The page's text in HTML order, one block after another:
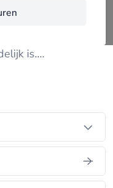
een
is.
meer hoeft te
het dak.